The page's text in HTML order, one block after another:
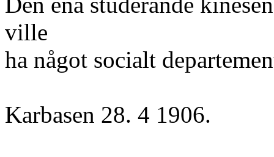
ville
ha något socialt
Karbasen 28. 4 1906.